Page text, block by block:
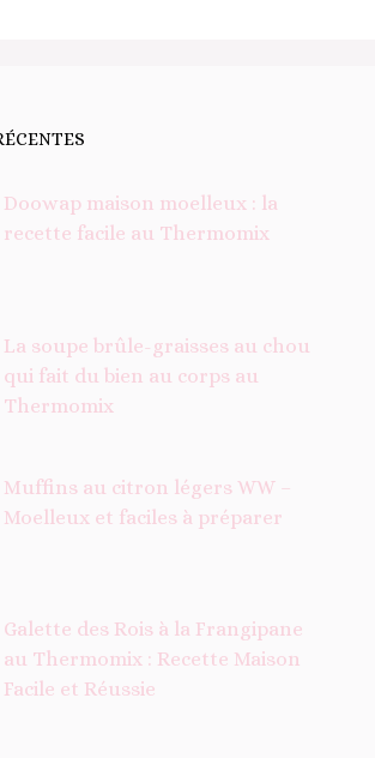
Doowap maison moelleux : la
recette facile au Thermomix
La soupe brûle-graisses au chou
qui fait du bien au corps au
Thermomix
Muffins au citron légers WW –
Moelleux et faciles à préparer
Galette des Rois à la Frangipane
au Thermomix : Recette Maison
Facile et Réussie